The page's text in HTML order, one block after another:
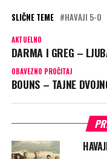
SLIČNE TEME HAVAJI 5-0
AKTUELNO
DARMA I GREG –
OBAVEZNO PROČITAJ
BOUNS – TAJNE